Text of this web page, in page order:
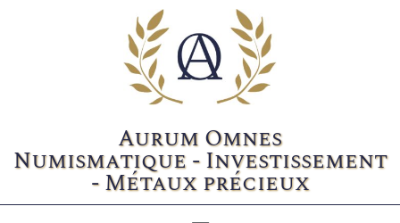
Aurum Omnes
Numismatique - Investissement
- Métaux précieux